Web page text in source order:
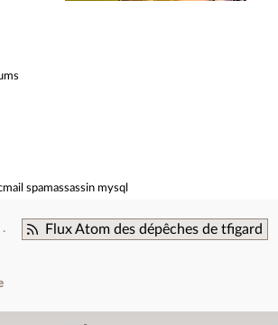
spamassassin mysql
Flux Atom des dépêches de tfigard